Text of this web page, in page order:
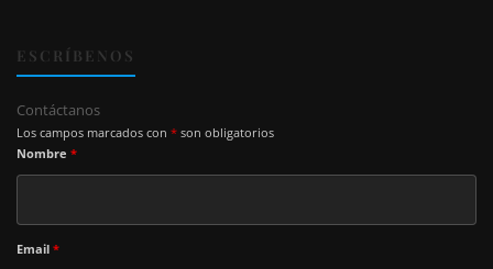
ESCRÍBENOS
Contáctanos
Los campos marcados con * son obligatorios
Nombre *
Email *